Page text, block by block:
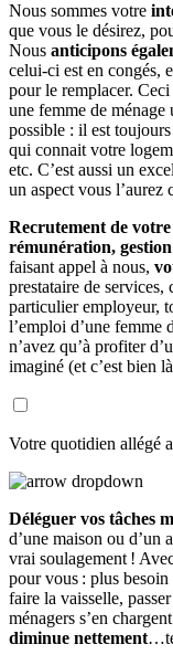
Nous sommes votre
que vous le désirez,
Nous anticipons
celui-ci est en congés,
pour le remplacer.
une femme de
possible : il est
qui connait votre
etc. C’est aussi un
un aspect vous
Recrutement de
rémunération,
faisant appel à nous,
prestataire de
particulier employeur,
l’emploi d’une femme
n’avez qu’à profiter
imaginé (et c’est bien
Votre quotidien allégé
Déléguer vos tâches
d’une maison ou d’un
vrai soulagement !
pour vous : plus
faire la vaisselle,
ménagers s’en
diminue nettement